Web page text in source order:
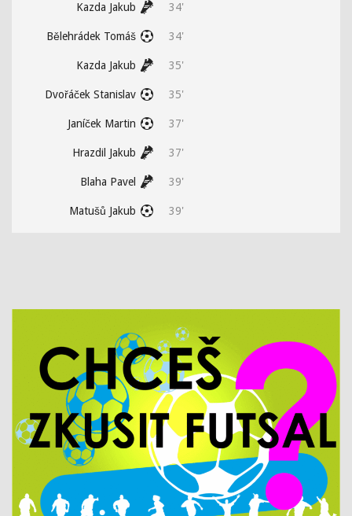
Kazda Jakub 34'
Bělehrádek Tomáš 34'
Kazda Jakub 35'
Dvořáček Stanislav 35'
Janíček Martin 37'
Hrazdil Jakub 37'
Blaha Pavel 39'
Matušů Jakub 39'